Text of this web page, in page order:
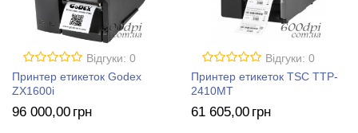
Відгуки: 0
Принтер етикеток Godex
ZX1600i
96 000,00 грн
Відгуки: 0
Принтер етикеток TSC TTP-
2410MT
61 605,00 грн